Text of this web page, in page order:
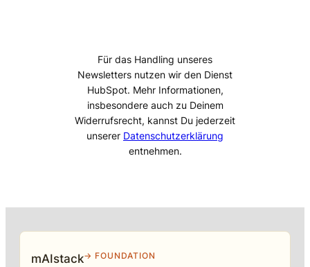
Für das Handling unseres
Newsletters nutzen wir den Dienst
HubSpot. Mehr Informationen,
insbesondere auch zu Deinem
Widerrufsrecht, kannst Du jederzeit
unserer Datenschutzerklärung
entnehmen.
mAIstack→ FOUNDATION